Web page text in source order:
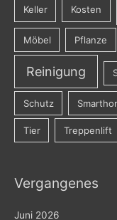
Keller Kosten
Möbel Pflanze
Reinigung
Schutz
Tier Treppenlift
Vergangenes
Juni 2026